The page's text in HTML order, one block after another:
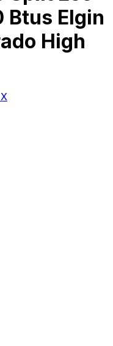
Btus Elgin
High